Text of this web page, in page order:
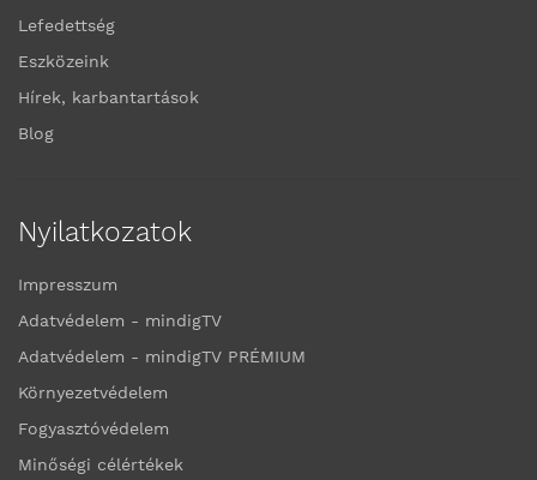
Lefedettség
Eszközeink
Hírek, karbantartások
Blog
Nyilatkozatok
Impresszum
Adatvédelem - mindigTV
Adatvédelem - mindigTV PRÉMIUM
Környezetvédelem
Fogyasztóvédelem
Minőségi célértékek